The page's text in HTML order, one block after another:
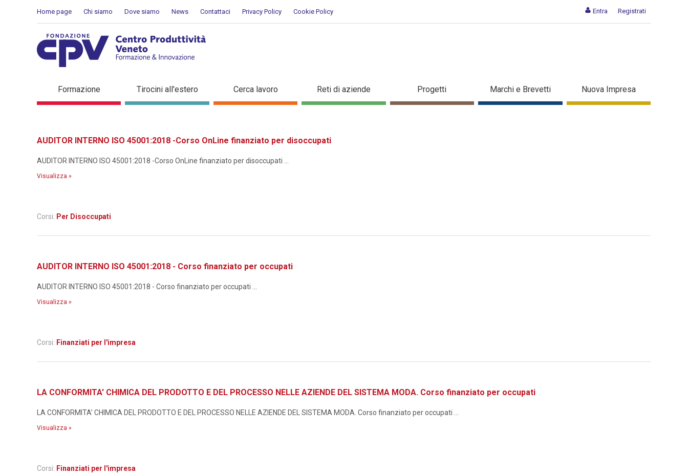
Entra Registrati
Home page Chi siamo Dove siamo News Contattaci Privacy Policy Cookie Policy
Dettaglio corso di formazione
Formazione Tirocini all'estero Cerca lavoro Reti di aziende Progetti Marchi e Brevetti Nuova Impresa
AUDITOR INTERNO ISO 45001:2018 -Corso OnLine finanziato per disoccupati
AUDITOR INTERNO ISO 45001:2018 -Corso OnLine finanziato per disoccupati ...
Visualizza »
Corsi: Per Disoccupati
AUDITOR INTERNO ISO 45001:2018 - Corso finanziato per occupati
AUDITOR INTERNO ISO 45001:2018 - Corso finanziato per occupati ...
Visualizza »
Corsi: Finanziati per l'impresa
LA CONFORMITA' CHIMICA DEL PRODOTTO E DEL PROCESSO NELLE AZIENDE DEL SISTEMA MODA. Corso finanziato per occupati
LA CONFORMITA' CHIMICA DEL PRODOTTO E DEL PROCESSO NELLE AZIENDE DEL SISTEMA MODA. Corso finanziato per occupati ...
Visualizza »
Corsi: Finanziati per l'impresa